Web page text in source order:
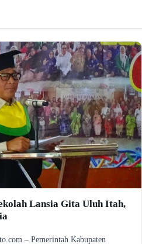
Lansia Gita Uluh Itah,
– Pemerintah Kabupaten